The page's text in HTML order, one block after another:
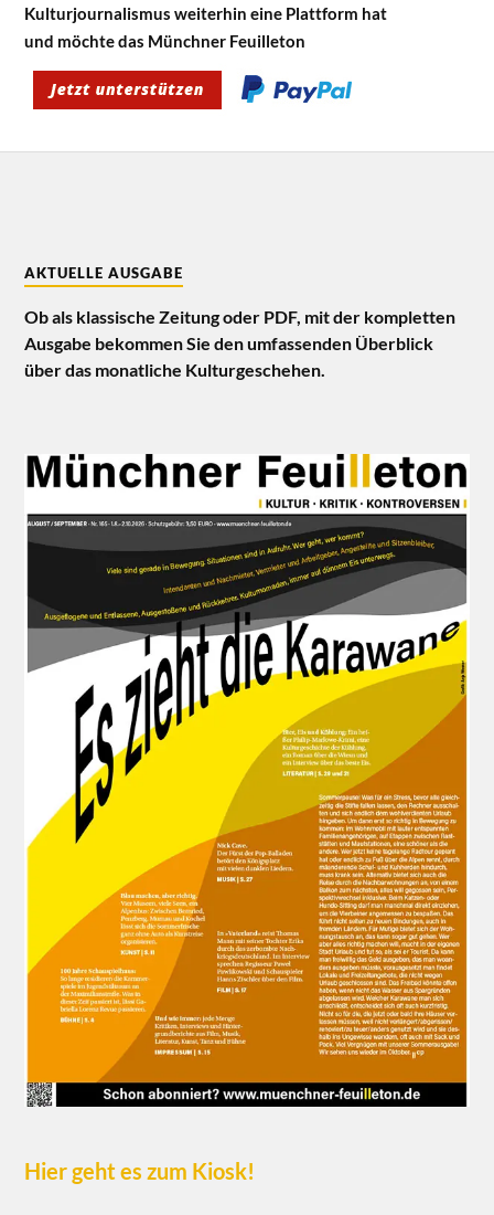
Kulturjournalismus weiterhin eine Plattform hat
und möchte das Münchner Feuilleton
AKTUELLE AUSGABE
Ob als klassische Zeitung oder PDF, mit der kompletten
Ausgabe bekommen Sie den umfassenden Überblick
über das monatliche Kulturgeschehen.
Hier geht es zum Kiosk!